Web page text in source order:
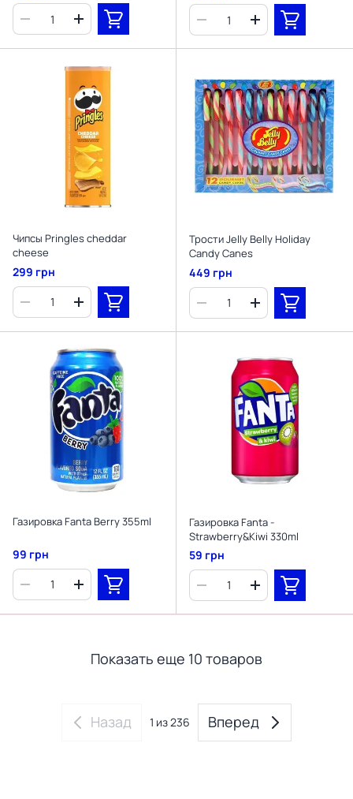
Чипсы Pringles cheddar
cheese
299 грн
Трости Jelly Belly Holiday
Candy Canes
449 грн
Газировка Fanta Berry 355ml
99 грн
Газировка Fanta -
Strawberry&Kiwi 330ml
59 грн
Показать еще 10 товаров
Назад 1 из 236 Вперед